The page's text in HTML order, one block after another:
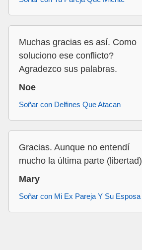
Muchas gracias es así. Como
soluciono ese conflicto?
Agradezco sus palabras.
Noe
Soñar con Delfines Que Atacan
Gracias. Aunque no entendí
mucho la última parte (libertad)
Mary
Soñar con Mi Ex Pareja Y Su Esposa